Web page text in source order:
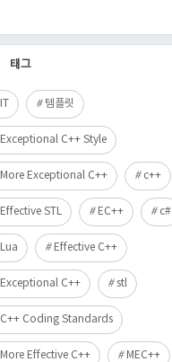
태그
IT 템플릿
Exceptional C++ Style
More Exceptional C++ c++
Effective STL EC++ c#
Lua Effective C++
Exceptional C++ stl
C++ Coding Standards
More Effective C++ MEC++